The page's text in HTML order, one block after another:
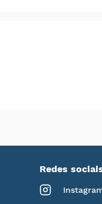
Redes